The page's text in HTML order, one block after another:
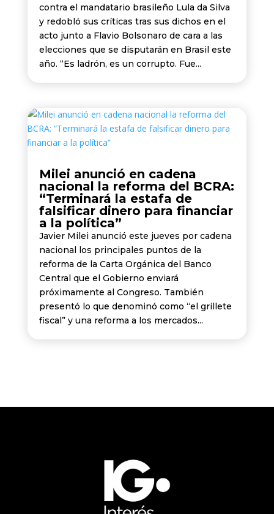
contra el mandatario brasileño Lula da Silva
y redobló sus críticas tras sus dichos en el
acto junto a Flavio Bolsonaro de cara a las
elecciones que se disputarán en Brasil este
año. “Es ladrón, es un corrupto. Fue...
Milei anunció en cadena
nacional la reforma del BCRA:
“Terminará la estafa de
falsificar dinero para financiar
a la política”
Javier Milei anunció este jueves por cadena
nacional los principales puntos de la
reforma de la Carta Orgánica del Banco
Central que el Gobierno enviará
próximamente al Congreso. También
presentó lo que denominó como “el grillete
fiscal” y una reforma a los mercados...